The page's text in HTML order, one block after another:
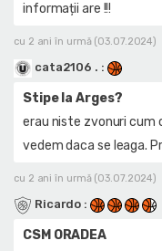
informații are !!!
cu 2 ani în urmă (03.07.2024)
cata2106 . :
Stipe la Arges?
erau niste zvonuri cum
vedem daca se leaga.
cu 2 ani în urmă (03.07.2024)
Ricardo :
CSM ORADEA